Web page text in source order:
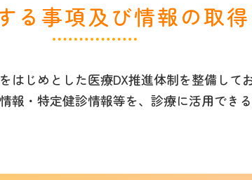
る事項及び情報の取
はじめとした医療DX推進体制を整備して
報・特定健診情報等を、診療に活用でき